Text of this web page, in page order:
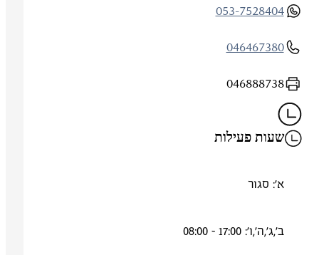
053-7528404
046467380
046888738
שעות פעילות
א': סגור
ב',ג',ה',ו': 17:00 - 08:00